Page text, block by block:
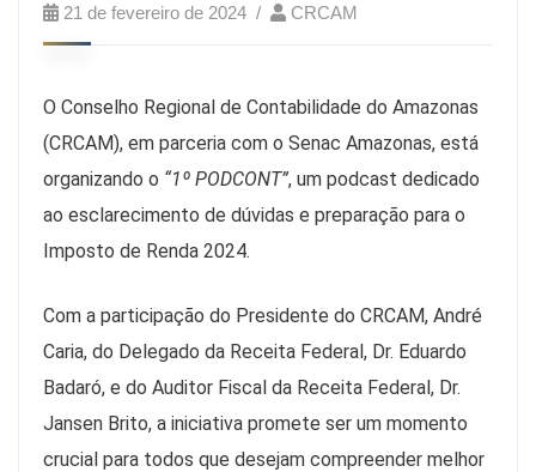
21 de fevereiro de 2024 CRCAM
O Conselho Regional de Contabilidade do Amazonas
(CRCAM), em parceria com o Senac Amazonas, está
organizando o “1º PODCONT”, um podcast dedicado
ao esclarecimento de dúvidas e preparação para o
Imposto de Renda 2024.
Com a participação do Presidente do CRCAM, André
Caria, do Delegado da Receita Federal, Dr. Eduardo
Badaró, e do Auditor Fiscal da Receita Federal, Dr.
Jansen Brito, a iniciativa promete ser um momento
crucial para todos que desejam compreender melhor